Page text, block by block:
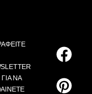
ΝΑ